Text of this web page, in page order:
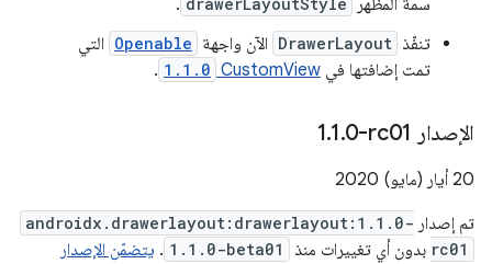
سمة المظهر
.
تنفّذ DrawerLayout الآن واجهة Openable التي
تمت إضافتها في CustomView
1.1.0
.
الإصدار ‎1 .1.0-rc01
20 أيار (مايو) 2020
تم إصدار androidx.drawerlayout:drawerlayout:1.1.0-
rc01 بدون أي تغييرات منذ 1.1.0-beta01
. يتضمّن الإصدار